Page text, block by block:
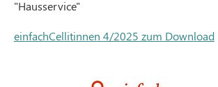
"Hausservice"
einfachCellitinnen 4/2025 zum Download